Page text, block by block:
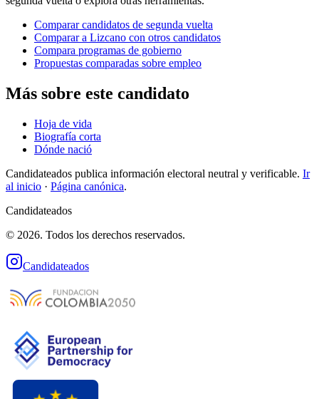
Comparar candidatos de segunda vuelta
Comparar a Lizcano con otros candidatos
Compara programas de gobierno
Propuestas comparadas sobre empleo
Más sobre este candidato
Hoja de vida
Biografía corta
Dónde nació
Candidateados publica información electoral neutral y verificable. Ir
al inicio · Página canónica.
Candidateados
© 2026. Todos los derechos reservados.
Candidateados